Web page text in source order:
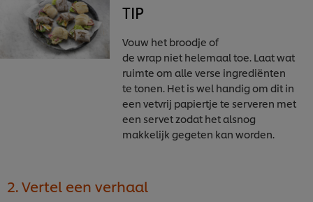
TIP
Vouw het broodje of
de wrap niet helemaal toe. Laat wat
ruimte om alle verse ingrediënten
te tonen. Het is wel handig om dit in
een vetvrij papiertje te serveren met
een servet zodat het alsnog
makkelijk gegeten kan worden.
2. Vertel een verhaal